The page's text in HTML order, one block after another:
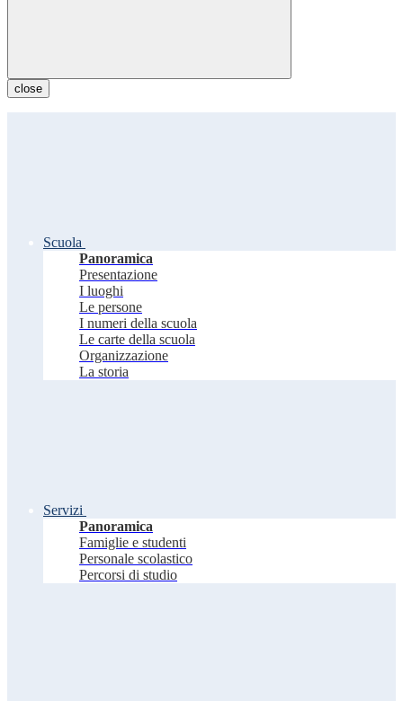
close
Scuola
Panoramica
Presentazione
I luoghi
Le persone
I numeri della scuola
Le carte della scuola
Organizzazione
La storia
Servizi
Panoramica
Famiglie e studenti
Personale scolastico
Percorsi di studio